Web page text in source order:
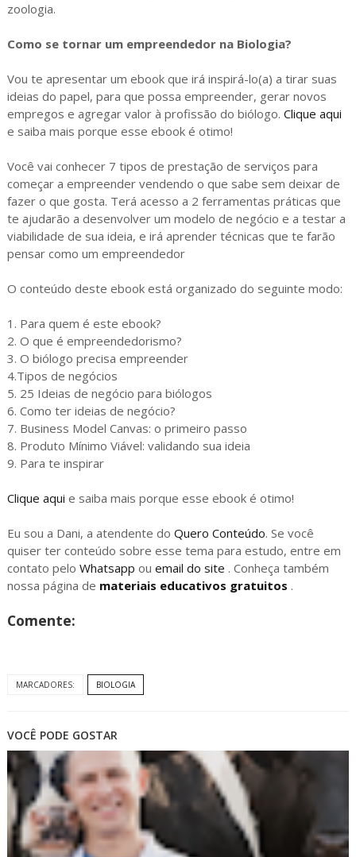
zoologia.
Como se tornar um empreendedor na Biologia?
Vou te apresentar um ebook que irá inspirá-lo(a) a tirar suas
ideias do papel, para que possa empreender, gerar novos
empregos e agregar valor à profissão do biólogo. Clique aqui
e saiba mais porque esse ebook é otimo!
Você vai conhecer 7 tipos de prestação de serviços para
começar a empreender vendendo o que sabe sem deixar de
fazer o que gosta. Terá acesso a 2 ferramentas práticas que
te ajudarão a desenvolver um modelo de negócio e a testar a
viabilidade de sua ideia, e irá aprender técnicas que te farão
pensar como um empreendedor
O conteúdo deste ebook está organizado do seguinte modo:
1. Para quem é este ebook?
2. O que é empreendedorismo?
3. O biólogo precisa empreender
4.Tipos de negócios
5. 25 Ideias de negócio para biólogos
6. Como ter ideias de negócio?
7. Business Model Canvas: o primeiro passo
8. Produto Mínimo Viável: validando sua ideia
9. Para te inspirar
Clique aqui e saiba mais porque esse ebook é otimo!
Eu sou a Dani, a atendente do Quero Conteúdo. Se você
quiser ter conteúdo sobre esse tema para estudo, entre em
contato pelo Whatsapp ou email do site . Conheça também
nossa página de materiais educativos gratuitos .
Comente:
MARCADORES: BIOLOGIA
VOCÊ PODE GOSTAR